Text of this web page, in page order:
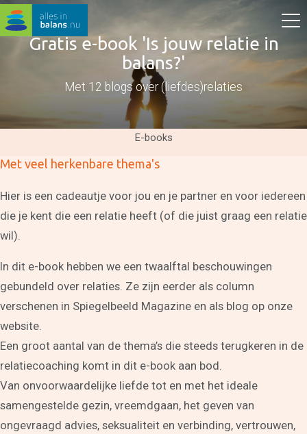
Gratis e-book 'Is jouw relatie in
balans?'
Met 12 blogs over (liefdes)relaties
E-books
Met veel herkenbare thema's
Hier is een cadeautje voor jou en je partner en voor iedereen
die je kent die een relatie heeft (of die juist graag een relatie
wil).
In dit e-book hebben we een twaalftal beschouwingen
gebundeld over relaties. Ze zijn eerder als column
verschenen in Spiegelbeeld Magazine en als blog op onze
website.
Een groot aantal van de thema’s die steeds terugkeren in de
relatiecoaching komt in dit e-book aan bod.
Van onvoorwaardelijke liefde tot en met het ideale
samengestelde gezin, vreemdgaan, het geven van
ongevraagd advies, seksualiteit en verbinding, vertrouwen,